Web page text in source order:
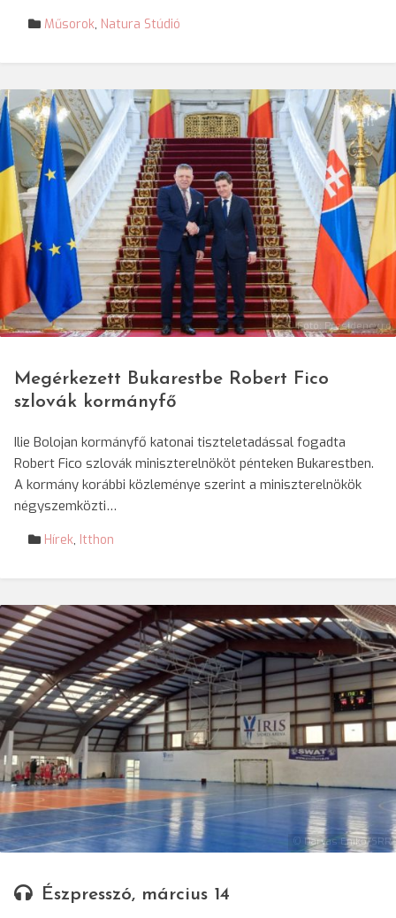
Műsorok, Natura Stúdió
© Fotó: Presidency.ro
Megérkezett Bukarestbe Robert Fico
szlovák kormányfő
Ilie Bolojan kormányfő katonai tiszteletadással fogadta
Robert Fico szlovák miniszterelnököt pénteken Bukarestben.
A kormány korábbi közleménye szerint a miniszterelnökök
négyszemközti…
Hírek, Itthon
© Darvas Enikő/SRR
Észpresszó, március 14